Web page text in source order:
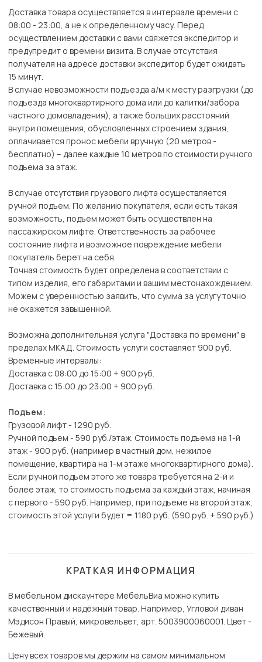
Доставка товара осуществляется в интервале времени с
08:00 - 23:00, а не к определенному часу. Перед
осуществлением доставки с вами свяжется экспедитор и
предупредит о времени визита. В случае отсутствия
получателя на адресе доставки экспедитор будет ожидать
15 минут.
В случае невозможности подъезда а/м к месту разгрузки (до
подъезда многоквартирного дома или до калитки/забора
частного домовладения), а также больших расстояний
внутри помещения, обусловленных строением здания,
оплачивается пронос мебели вручную (20 метров -
бесплатно) – далее каждые 10 метров по стоимости ручного
подъема за этаж.
В случае отсутствия грузового лифта осуществляется
ручной подъем. По желанию покупателя, если есть такая
возможность, подъем может быть осуществлен на
пассажирском лифте. Ответственность за рабочее
состояние лифта и возможное повреждение мебели
покупатель берет на себя.
Точная стоимость будет определена в соответствии с
типом изделия, его габаритами и вашим местонахождением.
Можем с уверенностью заявить, что сумма за услугу точно
не окажется завышенной.
Возможна дополнительная услуга "Доставка по времени" в
пределах МКАД. Стоимость услуги составляет 900 руб.
Временные интервалы:
Доставка с 08:00 до 15:00 + 900 руб.
Доставка с 15:00 до 23:00 + 900 руб.
Подъем:
Грузовой лифт - 1290 руб.
Ручной подъем - 590 руб./этаж. Стоимость подъема на 1-й
этаж - 900 руб. (например в частный дом, нежилое
помещение, квартира на 1-м этаже многоквартирного дома).
Если ручной подъем этого же товара требуется на 2-й и
более этаж, то стоимость подъема за каждый этаж, начиная
с первого - 590 руб. Например, при подъеме на второй этаж,
стоимость этой услуги будет = 1180 руб. (590 руб. + 590 руб.)
КРАТКАЯ ИНФОРМАЦИЯ
В мебельном дискаунтере МебельВиа можно купить
качественный и надёжный товар. Например, Угловой диван
Мэдисон Правый, микровельвет, арт. 5003900060001. Цвет -
Бежевый.
Цену всех товаров мы держим на самом минимальном